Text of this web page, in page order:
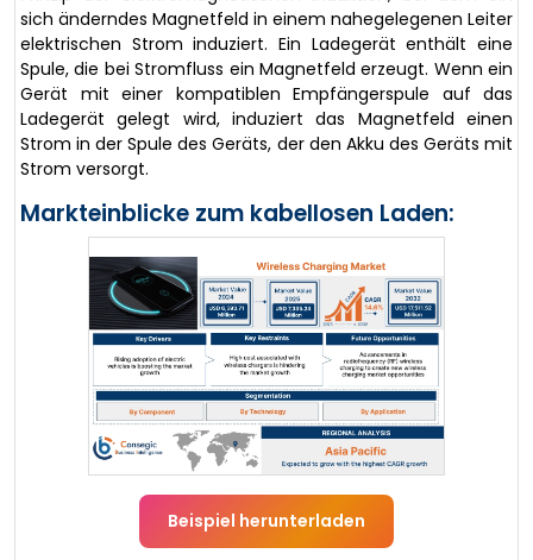
sich änderndes Magnetfeld in einem nahegelegenen Leiter
elektrischen Strom induziert. Ein Ladegerät enthält eine
Spule, die bei Stromfluss ein Magnetfeld erzeugt. Wenn ein
Gerät mit einer kompatiblen Empfängerspule auf das
Ladegerät gelegt wird, induziert das Magnetfeld einen
Strom in der Spule des Geräts, der den Akku des Geräts mit
Strom versorgt.
Markteinblicke zum kabellosen Laden:
Beispiel herunterladen